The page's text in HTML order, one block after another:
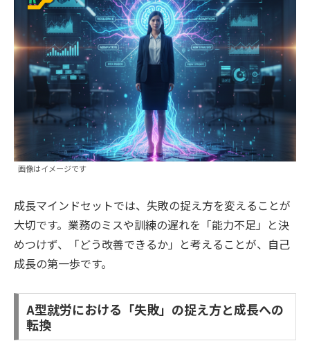
画像はイメージです
成長マインドセットでは、失敗の捉え方を変えることが
大切です。業務のミスや訓練の遅れを「能力不足」と決
めつけず、「どう改善できるか」と考えることが、自己
成長の第一歩です。
A型就労における「失敗」の捉え方と成長への
転換